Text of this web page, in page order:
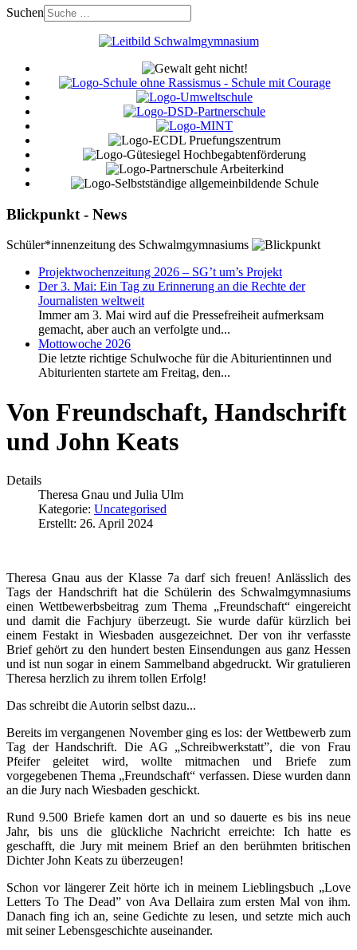
Suchen
Blickpunkt - News
Schüler*innenzeitung des Schwalmgymnasiums
Projektwochenzeitung 2026 – SG’t um’s Projekt
Der 3. Mai: Ein Tag zu Erinnerung an die Rechte der
Journalisten weltweit
Immer am 3. Mai wird auf die Pressefreiheit aufmerksam
gemacht, aber auch an verfolgte und...
Mottowoche 2026
Die letzte richtige Schulwoche für die Abiturientinnen und
Abiturienten startete am Freitag, den...
Von Freundschaft, Handschrift
und John Keats
Details
Theresa Gnau und Julia Ulm
Kategorie: Uncategorised
Erstellt: 26. April 2024
Theresa Gnau aus der Klasse 7a darf sich freuen! Anlässlich des
Tags der Handschrift hat die Schülerin des Schwalmgymnasiums
einen Wettbewerbsbeitrag zum Thema „Freundschaft“ eingereicht
und damit die Fachjury überzeugt. Sie wurde dafür kürzlich bei
einem Festakt in Wiesbaden ausgezeichnet. Der von ihr verfasste
Brief gehört zu den hundert besten Einsendungen aus ganz Hessen
und ist nun sogar in einem Sammelband abgedruckt. Wir gratulieren
Theresa herzlich zu ihrem tollen Erfolg!
Das schreibt die Autorin selbst dazu...
Bereits im vergangenen November ging es los: der Wettbewerb zum
Tag der Handschrift. Die AG „Schreibwerkstatt”, die von Frau
Pfeifer geleitet wird, wollte mitmachen und Briefe zum
vorgegebenen Thema „Freundschaft“ verfassen. Diese wurden dann
an die Jury nach Wiesbaden geschickt.
Rund 9.500 Briefe kamen dort an und so dauerte es bis ins neue
Jahr, bis uns die glückliche Nachricht erreichte: Ich hatte es
geschafft, die Jury mit meinem Brief an den berühmten britischen
Dichter John Keats zu überzeugen!
Schon vor längerer Zeit hörte ich in meinem Lieblingsbuch „Love
Letters To The Dead” von Ava Dellaira zum ersten Mal von ihm.
Danach fing ich an, seine Gedichte zu lesen, und setzte mich auch
mit seiner Lebensgeschichte auseinander.